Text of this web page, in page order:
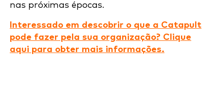
nas próximas épocas.
Interessado em descobrir o que a Catapult
pode fazer pela sua organização? Clique
aqui para obter mais informações.